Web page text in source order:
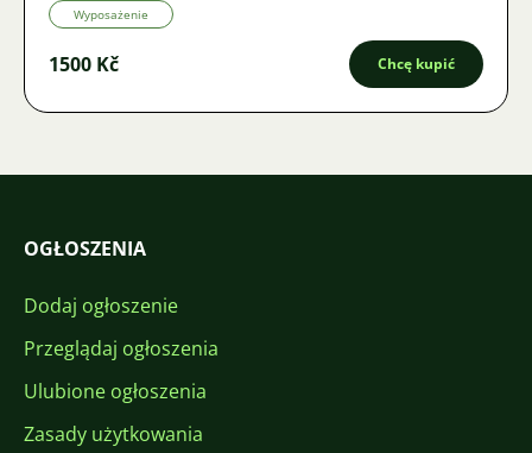
Wyposażenie
1500 Kč Chcę kupić
OGŁOSZENIA
Dodaj ogłoszenie
Przeglądaj ogłoszenia
Ulubione ogłoszenia
Zasady użytkowania